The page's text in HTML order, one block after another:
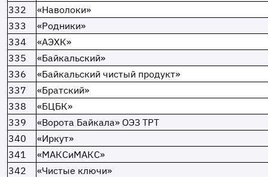
332
«Наволоки»
333
«Родники»
334
«АЭХК»
335
«Байкальский»
336
«Байкальский чистый продукт»
337
«Братский»
338
«БЦБК»
339
«Ворота Байкала» ОЭЗ ТРТ
340
«Иркут»
341
«МАКСиМАКС»
342
«Чистые ключи»